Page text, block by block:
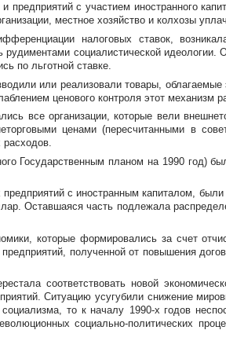
предприятий с участием иностранного
местное хозяйство и колхозы
налоговых ставок,
социалистической
по льготной ставке.
или реализовали товары,
ценового контроля этот механизм
все организации, которые вели
ценами (пересчитанными в
расходов.
Государственным планом на 1990
с иностранным капиталом,
Оставшаяся часть подлежала
которые формировались за счет
полученной от повышения
соответствовать новой
Ситуацию усугубили снижение
то к началу 1990-х годов
социально-политических